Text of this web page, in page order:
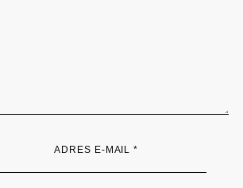
ADRES E-MAIL*